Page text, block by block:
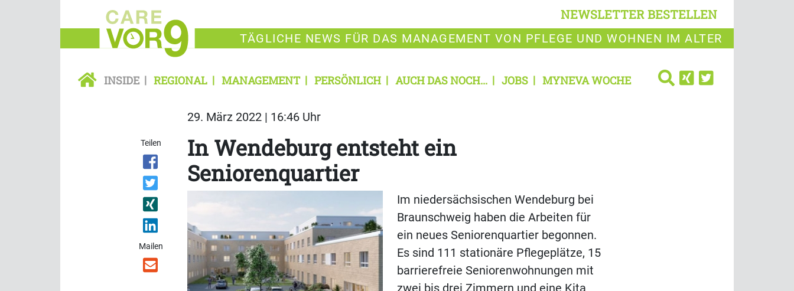
NEWSLETTER BESTELLEN
TÄGLICHE NEWS FÜR DAS MANAGEMENT VON PFLEGE UND WOHNEN IM ALTER
INSIDE REGIONAL MANAGEMENT PERSÖNLICH AUCH DAS NOCH... JOBS MYNEVA WOCHE
29. März 2022 | 16:46 Uhr
Teilen
Mailen
In Wendeburg entsteht ein
Seniorenquartier
Im niedersächsischen Wendeburg bei
Braunschweig haben die Arbeiten für
ein neues Seniorenquartier begonnen.
Es sind 111 stationäre Pflegeplätze, 15
barrierefreie Seniorenwohnungen mit